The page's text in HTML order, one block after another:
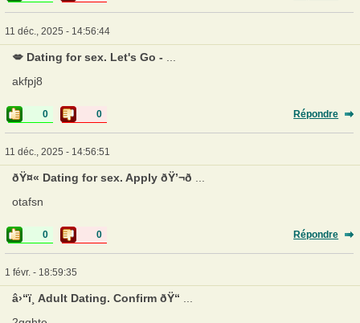
11 déc., 2025 - 14:56:44
💋 Dating for sex. Let's Go -
akfpj8
0 0 Répondre
11 déc., 2025 - 14:56:51
ðŸ¤« Dating for sex. Apply ðŸ’¬ð
otafsn
0 0 Répondre
1 févr. - 18:59:35
â›“ï¸ Adult Dating. Confirm ðŸ“